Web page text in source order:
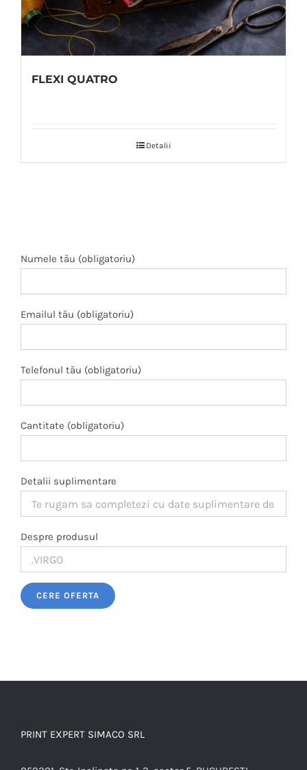
FLEXI QUATRO
Detalii
Numele tău (obligatoriu)
Emailul tău (obligatoriu)
Telefonul tău (obligatoriu)
Cantitate (obligatoriu)
Detalii suplimentare
Despre produsul
Please leave this field empty.
PRINT EXPERT SIMACO SRL